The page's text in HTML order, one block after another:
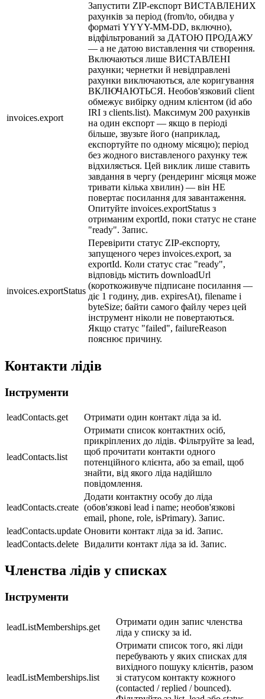
invoices.export
Запустити ZIP-експорт ВИСТАВЛЕНИХ
рахунків за період (from/to, обидва у
форматі YYYY-MM-DD, включно),
відфільтрований за ДАТОЮ ПРОДАЖУ
— а не датою виставлення чи створення.
Включаються лише ВИСТАВЛЕНІ
рахунки; чернетки й невідправлені
рахунки виключаються, але коригування
ВКЛЮЧАЮТЬСЯ. Необов'язковий client
обмежує вибірку одним клієнтом (id або
IRI з clients.list). Максимум 200 рахунків
на один експорт — якщо в періоді
більше, звузьте його (наприклад,
експортуйте по одному місяцю); період
без жодного виставленого рахунку теж
відхиляється. Цей виклик лише ставить
завдання в чергу (рендеринг місяця може
тривати кілька хвилин) — він НЕ
повертає посилання для завантаження.
Опитуйте invoices.exportStatus з
отриманим exportId, поки статус не стане
"ready". Запис.
invoices.exportStatus
Перевірити статус ZIP-експорту,
запущеного через invoices.export, за
exportId. Коли статус стає "ready",
відповідь містить downloadUrl
(короткоживуче підписане посилання —
діє 1 годину, див. expiresAt), filename і
byteSize; байти самого файлу через цей
інструмент ніколи не повертаються.
Якщо статус "failed", failureReason
пояснює причину.
Контакти лідів
Інструменти
leadContacts.get Отримати один контакт ліда за id.
leadContacts.list
Отримати список контактних осіб,
прикріплених до лідів. Фільтруйте за lead,
щоб прочитати контакти одного
потенційного клієнта, або за email, щоб
знайти, від якого ліда надійшло
повідомлення.
leadContacts.create
Додати контактну особу до ліда
(обов'язкові lead і name; необов'язкові
email, phone, role, isPrimary). Запис.
leadContacts.update Оновити контакт ліда за id. Запис.
leadContacts.delete Видалити контакт ліда за id. Запис.
Членства лідів у списках
Інструменти
leadListMemberships.get
Отримати один запис членства
ліда у списку за id.
leadListMemberships.list
Отримати список того, які ліди
перебувають у яких списках для
вихідного пошуку клієнтів, разом
зі статусом контакту кожного
(contacted / replied / bounced).